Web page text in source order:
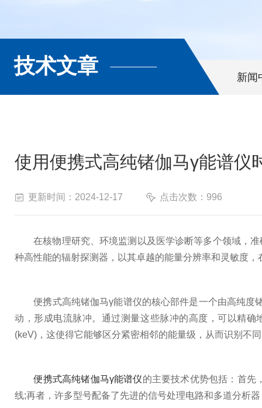
技术文章 新闻
使用便携式高纯锗伽马γ能谱仪
更新时间：2024-12-17 点击次数：996
在核物理研究、环境监测以及医学诊断等多个领域，准
种高性能的辐射探测器，以其卓越的能量分辨率和灵敏度
便携式高纯锗伽马γ能谱仪的核心部件是一个由高纯度
动，形成电流脉冲。通过测量这些脉冲的高度，可以精
(keV)，这使得它能够区分紧密相邻的能量级，从而识别不
便携式高纯锗伽马γ能谱仪的主要技术优势包括：首先
线;再者，许多型号配备了先进的信号处理电路和多道分析